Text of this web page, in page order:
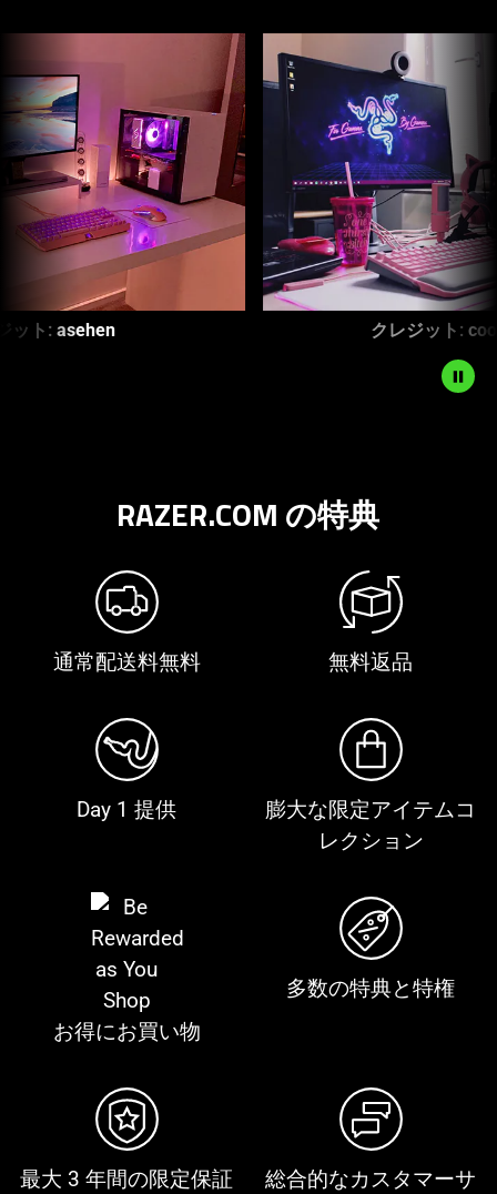
is
carousel
with
panning
animation.
Use
the
Play
button
クレジット: coocoofeline
RAZER.COM の特典
通常配送料無料 無料返品
Day 1 提供
膨大な限定アイテムコ
レクション
お得にお買い物
多数の特典と特権
最大 3 年間の限定保証
総合的なカスタマーサ